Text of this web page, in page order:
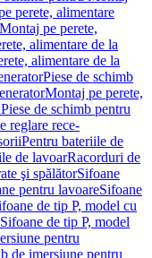
perete, alimentare
pe perete,
alimentare de la
alimentare de la
Piese de schimb
Montaj pe perete,
Piese de schimb pentru
reglare rece-
Pentru bateriile de
de lavoarRacorduri de
şi spălătorSifoane
pentru lavoareSifoane
de tip P, model cu
de tip P, model
pentru
de imersiune pentru